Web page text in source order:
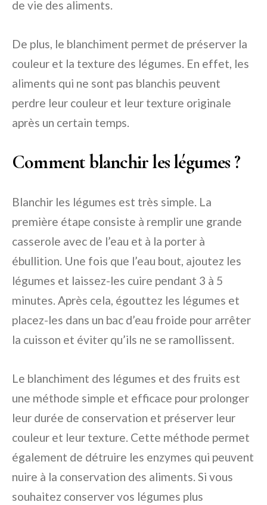
de vie des aliments.
De plus, le blanchiment permet de préserver la
couleur et la texture des légumes. En effet, les
aliments qui ne sont pas blanchis peuvent
perdre leur couleur et leur texture originale
après un certain temps.
Comment blanchir les légumes ?
Blanchir les légumes est très simple. La
première étape consiste à remplir une grande
casserole avec de l’eau et à la porter à
ébullition. Une fois que l’eau bout, ajoutez les
légumes et laissez-les cuire pendant 3 à 5
minutes. Après cela, égouttez les légumes et
placez-les dans un bac d’eau froide pour arrêter
la cuisson et éviter qu’ils ne se ramollissent.
Le blanchiment des légumes et des fruits est
une méthode simple et efficace pour prolonger
leur durée de conservation et préserver leur
couleur et leur texture. Cette méthode permet
également de détruire les enzymes qui peuvent
nuire à la conservation des aliments. Si vous
souhaitez conserver vos légumes plus